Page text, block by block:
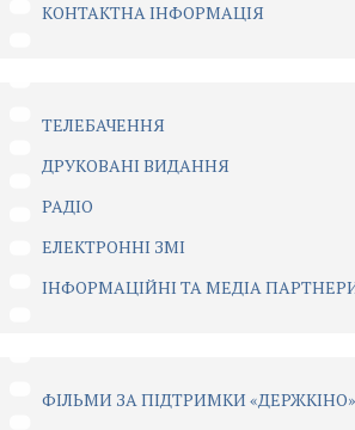
КОНТАКТНА ІНФОРМАЦІЯ
ТЕЛЕБАЧЕННЯ
ДРУКОВАНІ ВИДАННЯ
РАДІО
ЕЛЕКТРОННІ ЗМІ
ІНФОРМАЦІЙНІ ТА МЕДІА
ФІЛЬМИ ЗА ПІДТРИМКИ «ДЕРЖКІНО»